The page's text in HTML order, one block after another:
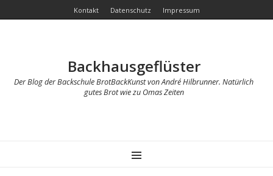
Kontakt Datenschutz Impressum
Backhausgeflüster
Der Blog der Backschule BrotBackKunst von André Hilbrunner. Natürlich
gutes Brot wie zu Omas Zeiten
MENU